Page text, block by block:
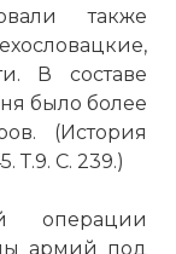
также
В составе
было более
(История
Т.9. С. 239.)
операции
армий под